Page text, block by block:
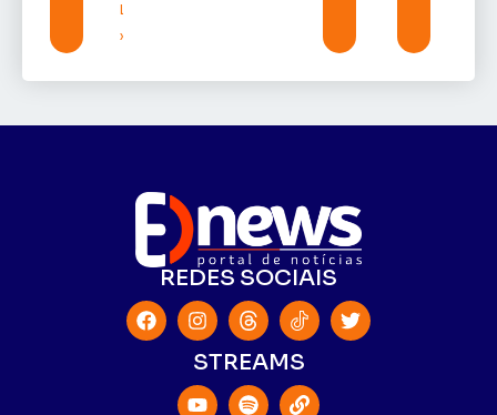
Leia mais
»
REDES SOCIAIS
STREAMS